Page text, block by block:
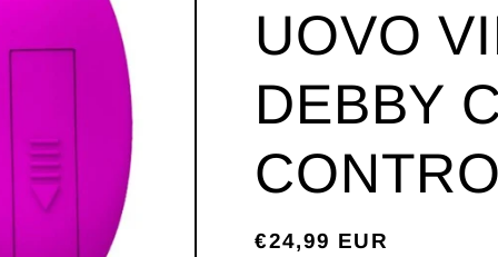
UOVO
DEBBY
Prezzo
€24,99 EUR